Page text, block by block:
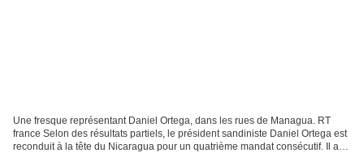
Une fresque représentant Daniel Ortega, dans les rues de Managua. RT
france Selon des résultats partiels, le président sandiniste Daniel Ortega est
reconduit à la tête du Nicaragua pour un quatrième mandat consécutif. Il a